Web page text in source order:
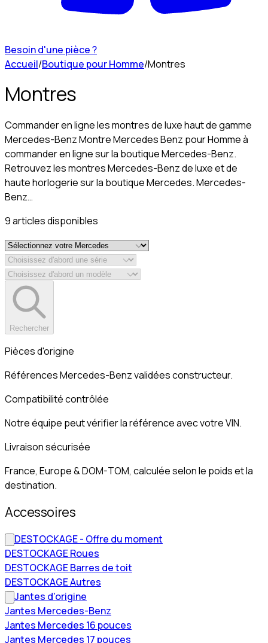
Besoin d'une pièce ?
Accueil/Boutique pour Homme/Montres
Montres
Commander en ligne les montres de luxe haut de gamme
Mercedes-Benz Montre Mercedes Benz pour Homme à
commander en ligne sur la boutique Mercedes-Benz.
Retrouvez les montres Mercedes-Benz de luxe et de
haute horlogerie sur la boutique Mercedes. Mercedes-
Benz…
9articlesdisponibles
Rechercher
Pièces d'origine
Références Mercedes-Benz validées constructeur.
Compatibilité contrôlée
Notre équipe peut vérifier la référence avec votre VIN.
Livraison sécurisée
France, Europe & DOM-TOM, calculée selon le poids et la
destination.
Accessoires
DESTOCKAGE - Offre du moment
DESTOCKAGE Roues
DESTOCKAGE Barres de toit
DESTOCKAGE Autres
Jantes d'origine
Jantes Mercedes-Benz
Jantes Mercedes 16 pouces
Jantes Mercedes 17 pouces